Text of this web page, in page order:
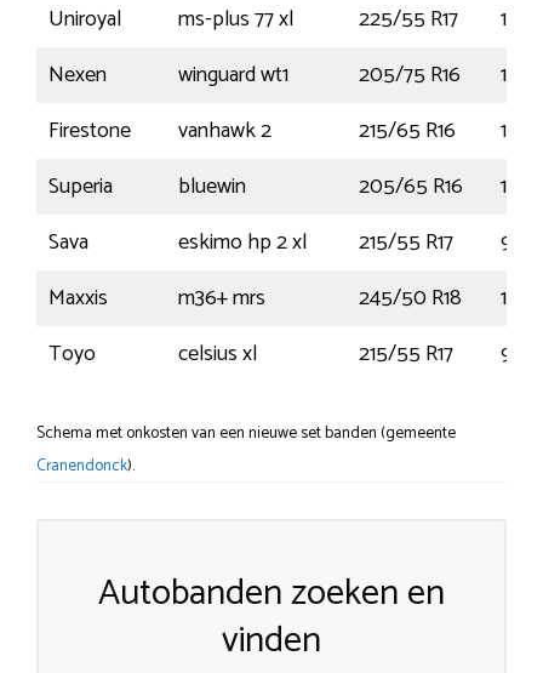
Uniroyal
ms-plus 77 xl 225/55 R17
101V
Nexen
winguard wt1 205/75 R16
113R
Firestone
vanhawk 2 215/65 R16
Superia
bluewin 205/65 R16
107R
Sava
eskimo hp 2 xl 215/55 R17
98V
Maxxis
m36+ mrs 245/50 R18
Toyo
celsius xl 215/55 R17 98V
Schema met onkosten van een nieuwe set banden (gemeente
Cranendonck).
Autobanden zoeken en
vinden